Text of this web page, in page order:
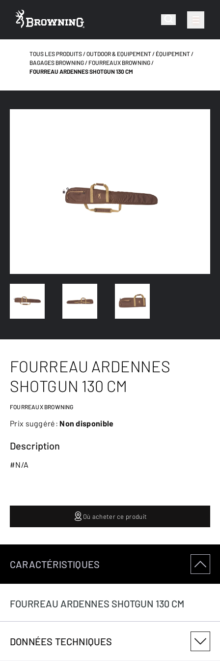
TOUS LES PRODUITS OUTDOOR & EQUIPEMENT
ÉQUIPEMENT
BAGAGES BROWNING
FOURREAUX BROWNING
FOURREAU ARDENNES SHOTGUN 130 CM
FOURREAU ARDENNES
SHOTGUN 130 CM
FOURREAUX BROWNING
Prix suggéré: Non disponible
Description
#N/A
Où acheter ce produit
CARACTÉRISTIQUES
FOURREAU ARDENNES SHOTGUN 130 CM
DONNÉES TECHNIQUES